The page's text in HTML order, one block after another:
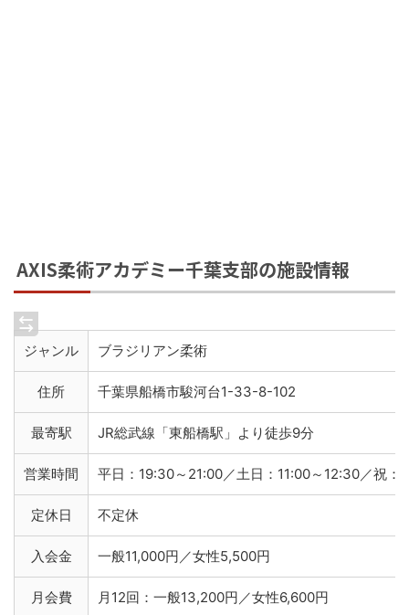
AXIS柔術アカデミー千葉支部の施設情報
ジャンル ブラジリアン柔術
住所 千葉県船橋市駿河台1-33-8-102
最寄駅 JR総武線「東船橋駅」より徒歩9分
営業時間 平日：19:30～21:00／土日：11:00～12:30／祝：
定休日 不定休
入会金 一般11,000円／女性5,500円
月会費 月12回：一般13,200円／女性6,600円